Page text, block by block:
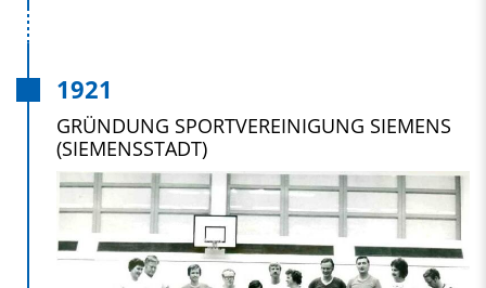
1921
GRÜNDUNG SPORTVEREINIGUNG SIEMENS
(SIEMENSSTADT)